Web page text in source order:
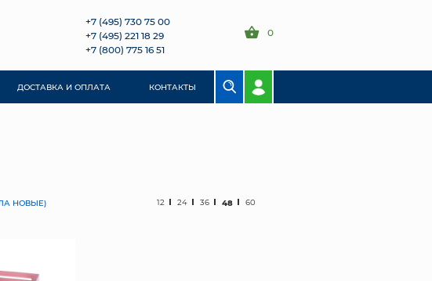
+7 (495) 730 75 00
+7 (495) 221 18 29
+7 (800) 775 16 51
0
ДОСТАВКА И ОПЛАТА КОНТАКТЫ
НОВЫЕ) 12 24 36 48 60